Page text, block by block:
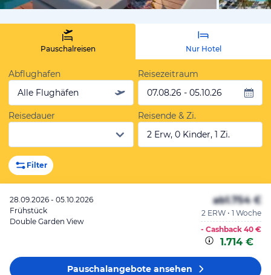
Pauschalreisen Nur Hotel
Abflughafen
Alle Flughäfen
Reisezeitraum
07.08.26 - 05.10.26
Reisedauer
Reisende & Zi.
2 Erw, 0 Kinder, 1 Zi.
Filter
28.09.2026 - 05.10.2026
Frühstück
Double Garden View
ab1.754 €
2 ERW • 1 Woche
- Cashback 40 €
1.714 €
Pauschalangeboteansehen